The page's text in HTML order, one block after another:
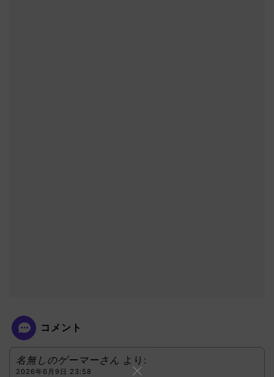
コメント
名無しのゲーマーさん より:
2026年6月9日 23:58